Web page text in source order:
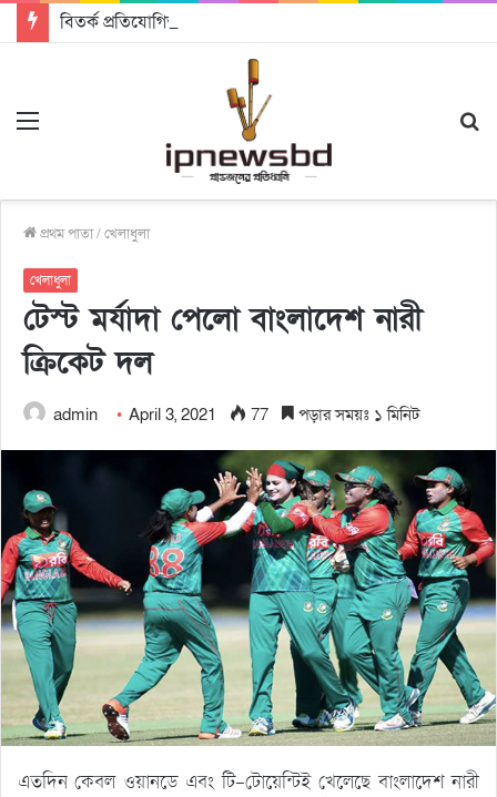
প্রথম পাতা/খেলাধুলা
খেলাধুলা
টেস্ট মর্যাদা পেলো বাংলাদেশ নারী
ক্রিকেট দল
admin April 3, 2021 77 পড়ার সময়ঃ ১ মিনিট
এতদিন কেবল ওয়ানডে এবং টি-টোয়েন্টিই খেলেছে বাংলাদেশ নারী